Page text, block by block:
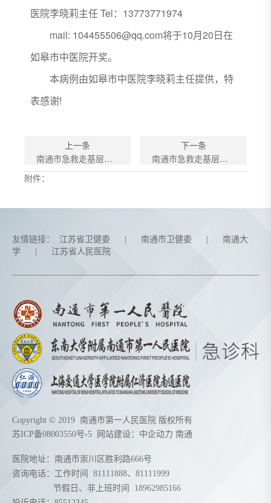
医院李晓莉主任 Tel：13773771974
mail: 104455506@qq.com将于10月20日在
如皋市中医院开奖。
本病例由如皋市中医院李晓莉主任提供，特
表感谢!
上一条
南通市急救走基层第179期病例讨论（116）
下一条
南通市急救走基层第177期病例讨论（114）
附件：
友情链接： 江苏省卫健委 南通市卫健委
南通大
学
江苏省人民医院
Copyright © 2019 南通市第一人民医院 版权所有
苏ICP备08003550号-5 网站建设： 中企动力 南通
医院地址：南通市崇川区胜利路666号
咨询电话：工作时间 81111888、 81111999
节假日、非上班时间 18962985166